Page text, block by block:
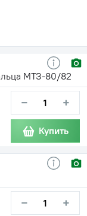
МТЗ-80/82
− +
Купить
− +